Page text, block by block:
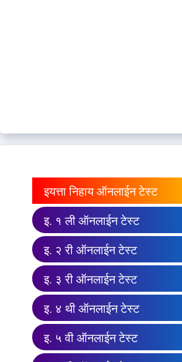
इयत्ता निहाय ऑनलाईन टेस्ट
इ. १ ली ऑनलाईन टेस्ट
इ. २ री ऑनलाईन टेस्ट
इ. ३ री ऑनलाईन टेस्ट
इ. ४ थी ऑनलाईन टेस्ट
इ. ५ वी ऑनलाईन टेस्ट